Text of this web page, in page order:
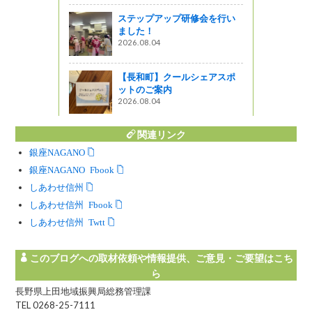
ステップアップ研修会を行い
ました！
2026.08.04
【長和町】クールシェアスポ
ットのご案内
2026.08.04
関連リンク
銀座NAGANO
銀座NAGANO Facebook
しあわせ信州
しあわせ信州 Facebook
しあわせ信州 Twitter
このブログへの取材依頼や情報提供、ご意見・ご要望はこち
ら
長野県上田地域振興局総務管理課
TEL 0268-25-7111